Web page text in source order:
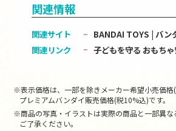
関連情報
関連サイト
BANDAI TOYS | バン
関連リンク
子どもを守る おもち
※表示価格は、一部を除きメーカー希望小売価格(
プレミアムバンダイ販売価格(税10%込)です。
※商品の写真・イラストは実際の商品と一部異な
ご了承ください。